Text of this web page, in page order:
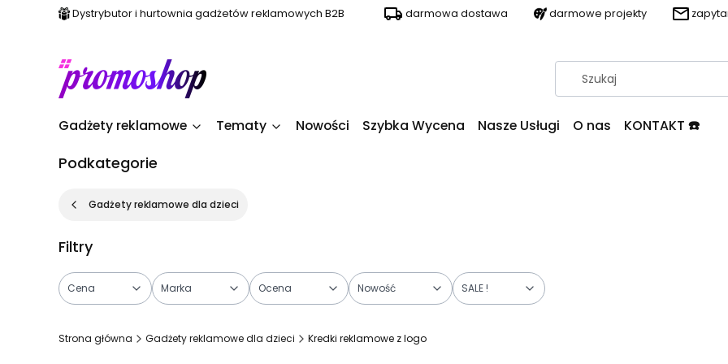
Dystrybutor i hurtownia gadżetów reklamowych B2B darmowa dostawa darmowe projekty
Gadżety reklamowe Tematy Nowości Szybka Wycena Nasze Usługi O nas KONTAKT ☎️
Podkategorie
Gadżety reklamowe dla dzieci
Filtry
Cena Marka Ocena Nowość SALE !
Strona główna Gadżety reklamowe dla dzieci Kredki reklamowe z logo